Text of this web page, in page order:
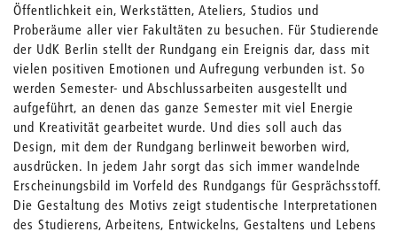
Öffentlichkeit ein, Werkstätten, Ateliers, Studios und
Proberäume aller vier Fakultäten zu besuchen. Für Studierende
der UdK Berlin stellt der Rundgang ein Ereignis dar, dass mit
vielen positiven Emotionen und Aufregung verbunden ist. So
werden Semester- und Abschlussarbeiten ausgestellt und
aufgeführt, an denen das ganze Semester mit viel Energie
und Kreativität gearbeitet wurde. Und dies soll auch das
Design, mit dem der Rundgang berlinweit beworben wird,
ausdrücken. In jedem Jahr sorgt das sich immer wandelnde
Erscheinungsbild im Vorfeld des Rundgangs für Gesprächsstoff.
Die Gestaltung des Motivs zeigt studentische Interpretationen
des Studierens, Arbeitens, Entwickelns, Gestaltens und Lebens